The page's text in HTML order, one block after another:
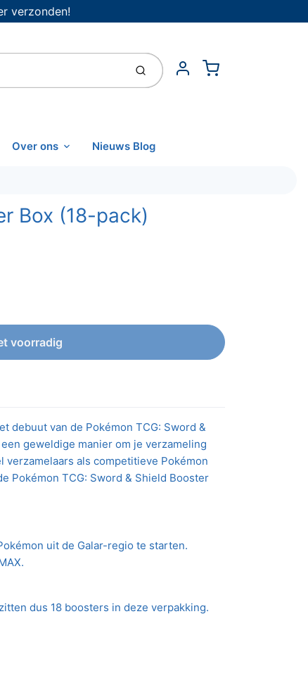
verzonden!
IndienenAccount
Cart
Over ons Nieuws Blog
Box (18-pack)
voorradig
debuut van de Pokémon TCG: Sword &
geweldige manier om je verzameling
als competitieve Pokémon
Pokémon TCG: Sword & Shield Booster
uit de Galar-regio te starten.
dus 18 boosters in deze verpakking.